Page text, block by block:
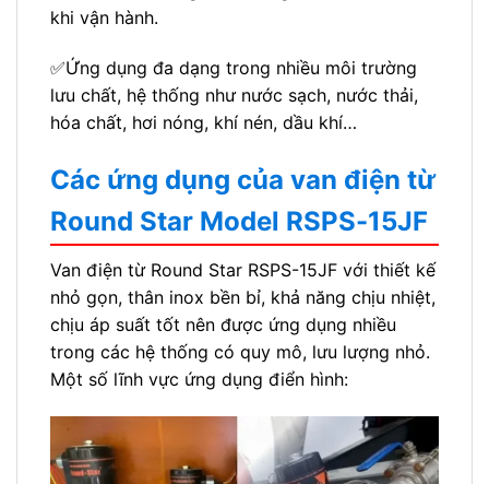
khi vận hành.
✅Ứng dụng đa dạng trong nhiều môi trường
lưu chất, hệ thống như nước sạch, nước thải,
hóa chất, hơi nóng, khí nén, dầu khí…
Các ứng dụng của van điện từ
Round Star Model RSPS-15JF
Van điện từ Round Star RSPS-15JF với thiết kế
nhỏ gọn, thân inox bền bỉ, khả năng chịu nhiệt,
chịu áp suất tốt nên được ứng dụng nhiều
trong các hệ thống có quy mô, lưu lượng nhỏ.
Một số lĩnh vực ứng dụng điển hình: